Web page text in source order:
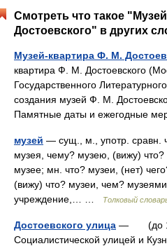
Смотреть что такое
Достоевского" в других
Музей-квартира Ф. М.
квартира Ф. М. Достоевского
Государственного
создания музей Ф. М.
Памятные даты и ежегодные
музей — сущ., м., употр. сравн.
музея, чему? музею, (вижу)
музее; мн. что? музеи, (нет)
(вижу) что? музеи, чем?
учреждение,… …
Толковый
Достоевского улица — (до
Социалистической улицей и